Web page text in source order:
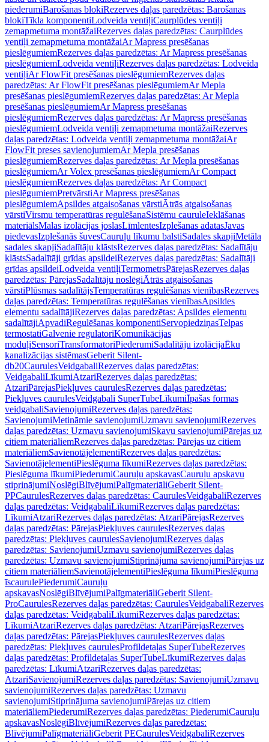
piederumiBarošanas blokiRezerves daļas paredzētas: Barošanas
blokiTīkla komponentiLodveida ventiļiCaurplūdes ventiļi
zemapmetuma montāžaiRezerves daļas paredzētas: Caurplūdes
ventiļi zemapmetuma montāžaiAr Mapress presēšanas
pieslēgumiemRezerves daļas paredzētas: Ar Mapress presēšanas
pieslēgumiemLodveida ventiļiRezerves daļas paredzētas: Lodveida
ventiļiAr FlowFit presēšanas pieslēgumiemRezerves daļas
paredzētas: Ar FlowFit presēšanas pieslēgumiemAr Mepla
presēšanas pieslēgumiemRezerves daļas paredzētas: Ar Mepla
presēšanas pieslēgumiemAr Mapress presēšanas
pieslēgumiemRezerves daļas paredzētas: Ar Mapress presēšanas
pieslēgumiemLodveida ventiļi zemapmetuma montāžaiRezerves
daļas paredzētas: Lodveida ventiļi zemapmetuma montāžaiAr
FlowFit preses savienojumiemAr Mepla presēšanas
pieslēgumiemRezerves daļas paredzētas: Ar Mepla presēšanas
pieslēgumiemAr Volex presēšanas pieslēgumiemAr Compact
pieslēgumiemRezerves daļas paredzētas: Ar Compact
pieslēgumiemPretvārstiAr Mapress presēšanas
pieslēgumiemApsildes atgaisošanas vārstiĀtrās atgaisošanas
vārstiVirsmu temperatūras regulēšanaSistēmu cauruleIeklāšanas
materiālsMalas izolācijas joslasLīmlentesIzplešanas adatasJavas
piedevasIzplešanās šuvesCauruļu līkumu balstiSadales skapjiMetāla
sadales skapjiSadalītāju klāstsRezerves daļas paredzētas: Sadalītāju
klāstsSadalītāji grīdas apsildeiRezerves daļas paredzētas: Sadalītāji
grīdas apsildeiLodveida ventiļiTermometrsPārejasRezerves daļas
paredzētas: PārejasSadalītāju noslēgiĀtrās atgaisošanas
vārstiPlūsmas sadalītājsTemperatūras regulēšanas vienībasRezerves
daļas paredzētas: Temperatūras regulēšanas vienībasApsildes
elementu sadalītājiRezerves daļas paredzētas: Apsildes elementu
sadalītājiApvadiRegulēšanas komponentiServopiedziņasTelpas
termostatiGalvenie regulatoriKomunikācijas
moduļiSensoriTransformatoriPiederumiSadalītāju izolācijaĒku
kanalizācijas sistēmasGeberit Silent-
db20CaurulesVeidgabaliRezerves daļas paredzētas:
VeidgabaliLīkumiAtzariRezerves daļas paredzētas:
AtzariPārejasPiekļuves caurulesRezerves daļas paredzētas:
Piekļuves caurulesVeidgabali SuperTubeLīkumiĪpašas formas
veidgabaliSavienojumiRezerves daļas paredzētas:
SavienojumiMetināmie savienojumiUzmavu savienojumiRezerves
daļas paredzētas: Uzmavu savienojumiSkavu savienojumiPārejas uz
citiem materiāliemRezerves daļas paredzētas: Pārejas uz citiem
materiāliemSavienotājelementiRezerves daļas paredzētas:
SavienotājelementiPieslēguma līkumiRezerves daļas paredzētas:
Pieslēguma līkumiPiederumiCauruļu apskavasCauruļu apskavu
stiprinājumiNoslēgiBlīvējumiPalīgmateriāliGeberit Silent-
PPCaurulesRezerves daļas paredzētas: CaurulesVeidgabaliRezerves
daļas paredzētas: VeidgabaliLīkumiRezerves daļas paredzētas:
LīkumiAtzariRezerves daļas paredzētas: AtzariPārejasRezerves
daļas paredzētas: PārejasPiekļuves caurulesRezerves daļas
paredzētas: Piekļuves caurulesSavienojumiRezerves daļas
paredzētas: SavienojumiUzmavu savienojumiRezerves daļas
paredzētas: Uzmavu savienojumiStiprinājuma savienojumiPārejas uz
citiem materiāliemSavienotājelementiPieslēguma līkumiPieslēguma
īscaurulePiederumiCauruļu
apskavasNoslēgiBlīvējumiPalīgmateriāliGeberit Silent-
ProCaurulesRezerves daļas paredzētas: CaurulesVeidgabaliRezerves
daļas paredzētas: VeidgabaliLīkumiRezerves daļas paredzētas:
LīkumiAtzariRezerves daļas paredzētas: AtzariPārejasRezerves
daļas paredzētas: PārejasPiekļuves caurulesRezerves daļas
paredzētas: Piekļuves caurulesProfildetaļas SuperTubeRezerves
daļas paredzētas: Profildetaļas SuperTubeLīkumiRezerves daļas
paredzētas: LīkumiAtzariRezerves daļas paredzētas:
AtzariSavienojumiRezerves daļas paredzētas: SavienojumiUzmavu
savienojumiRezerves daļas paredzētas: Uzmavu
savienojumiStiprinājuma savienojumiPārejas uz citiem
materiāliemPiederumiRezerves daļas paredzētas: PiederumiCauruļu
apskavasNoslēgiBlīvējumiRezerves daļas paredzētas:
BlīvējumiPalīgmateriāliGeberit PECaurulesVeidgabaliRezerves